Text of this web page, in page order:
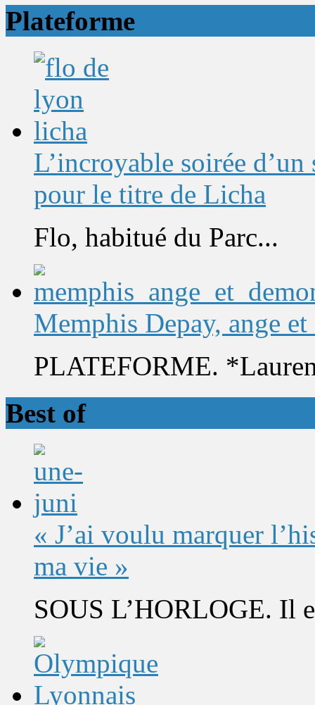
Plateforme
L’incroyable soirée
pour le titre de Licha
Flo, habitué du Parc...
Memphis Depay, ange et
PLATEFORME.
Best of
« J’ai voulu marquer
ma vie »
SOUS L’HORLOGE. Il